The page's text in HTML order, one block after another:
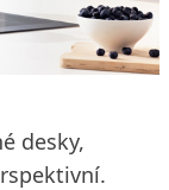
desky,